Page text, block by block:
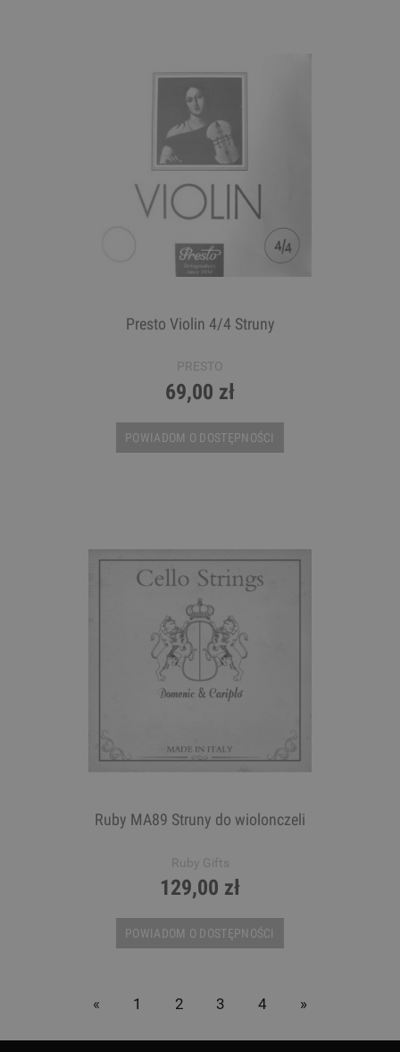
Presto Violin 4/4 Struny
PRESTO
69,00 zł
POWIADOM O DOSTĘPNOŚCI
Ruby MA89 Struny do wiolonczeli
Ruby Gifts
129,00 zł
POWIADOM O DOSTĘPNOŚCI
« 1 2 3 4 »